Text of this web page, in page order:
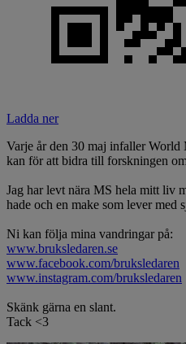
Ladda ner
Varje år den 30 maj infaller
kan för att bidra till forskningen
Jag har levt nära MS hela mitt liv
hade och en make som lever med
Ni kan följa mina vandringar på:
www.bruksledaren.se
www.facebook.com/bruksledaren
www.instagram.com/bruksledaren
Skänk gärna en slant.
Tack <3